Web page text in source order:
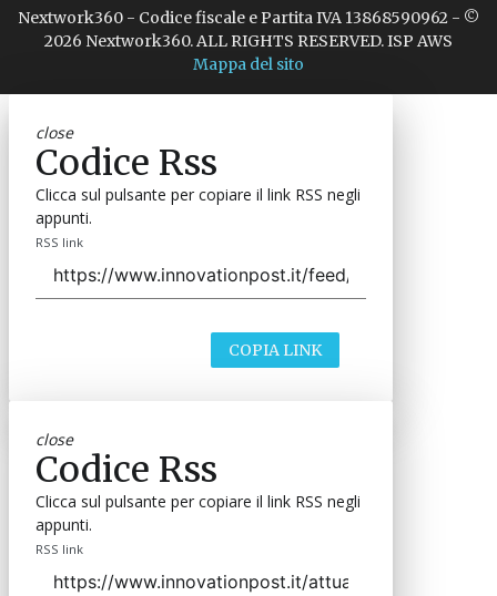
Nextwork360 - Codice fiscale e Partita IVA 13868590962 - ©
2026 Nextwork360. ALL RIGHTS RESERVED. ISP AWS
Mappa del sito
close
Codice Rss
Clicca sul pulsante per copiare il link RSS negli
appunti.
RSS link
COPIA LINK
close
Codice Rss
Clicca sul pulsante per copiare il link RSS negli
appunti.
RSS link